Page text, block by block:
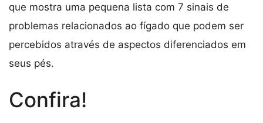
que mostra uma pequena lista com 7 sinais de
problemas relacionados ao fígado que podem ser
percebidos através de aspectos diferenciados em
seus pés.
Confira!